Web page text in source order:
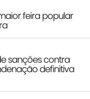
feira popular
sanções contra
definitiva